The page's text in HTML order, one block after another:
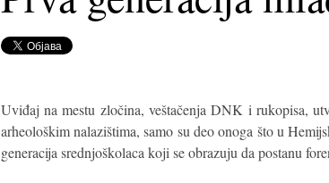
Uviđaj na mestu zločina, veštačenja DNK i rukopisa,
arheološkim nalazištima, samo su deo onoga što u
generacija srednjoškolaca koji se obrazuju da postanu